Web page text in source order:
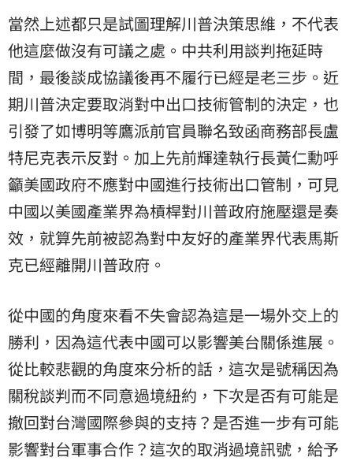
​當然上述都只是試圖理解川普決策思維，不代表
他這麼做沒有可議之處。中共利用談判拖延時
間，最後談成協議後再不履行已經是老三步。近
期川普決定要取消對中出口技術管制的決定，也
引發了如博明等鷹派前官員聯名致函商務部長盧
特尼克表示反對。加上先前輝達執行長黃仁勳呼
籲美國政府不應對中國進行技術出口管制，可見
中國以美國產業界為槓桿對川普政府施壓還是奏
效，就算先前被認為對中友好的產業界代表馬斯
克已經離開川普政府。
從中國的角度來看不失會認為這是一場外交上的
勝利，因為這代表中國可以影響美台關係進展。
從比較悲觀的角度來分析的話，這次是號稱因為
關稅談判而不同意過境紐約，下次是否有可能是
撤回對台灣國際參與的支持？是否進一步有可能
影響對台軍事合作？這次的取消過境訊號，給予